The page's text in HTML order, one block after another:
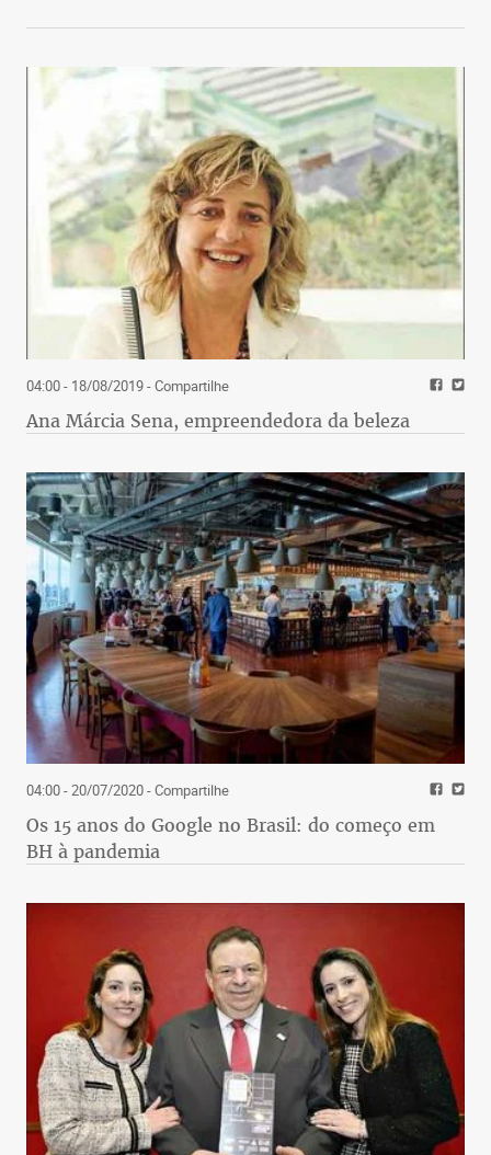
04:00 - 18/08/2019- Compartilhe
Ana Márcia Sena, empreendedora da beleza
04:00 - 20/07/2020- Compartilhe
Os 15 anos do Google no Brasil: do começo em
BH à pandemia